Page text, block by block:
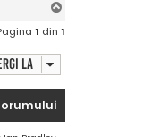
1 din 1
la